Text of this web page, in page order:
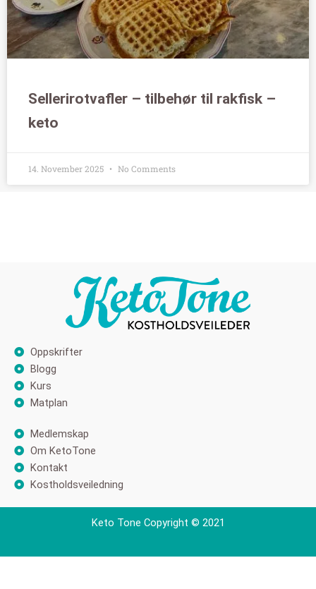
Sellerirotvafler – tilbehør til rakfisk –
keto
14. November 2025 No Comments
Oppskrifter
Blogg
Kurs
Matplan
Medlemskap
Om KetoTone
Kontakt
Kostholdsveiledning
Keto Tone Copyright © 2021